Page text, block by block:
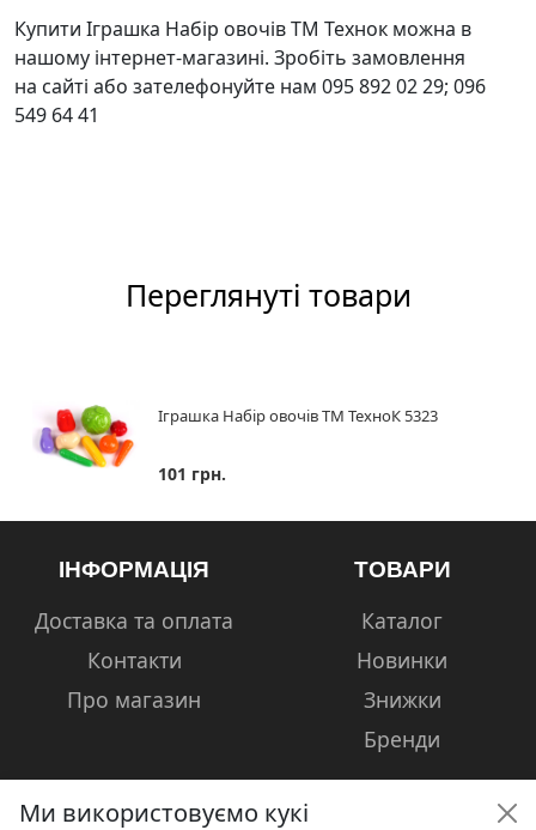
Купити Іграшка Набір овочів ТМ Технок можна в
нашому інтернет-магазині. Зробіть замовлення
на сайті або зателефонуйте нам 095 892 02 29; 096
549 64 41
Переглянуті товари
Іграшка Набір овочів ТМ ТехноК 5323
101 грн.
ІНФОРМАЦІЯ
Доставка та оплата
Контакти
Про магазин
ТОВАРИ
Каталог
Новинки
Знижки
Бренди
Ми використовуємо кукі